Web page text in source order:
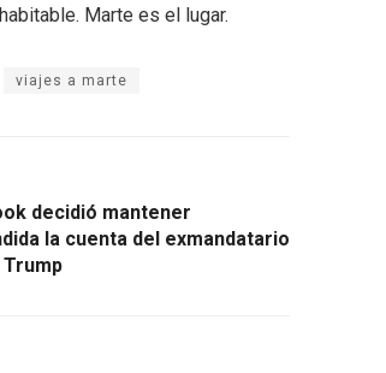
Marte es el lugar.
viajes a marte
decidió mantener
la cuenta del exmandatario
Trump